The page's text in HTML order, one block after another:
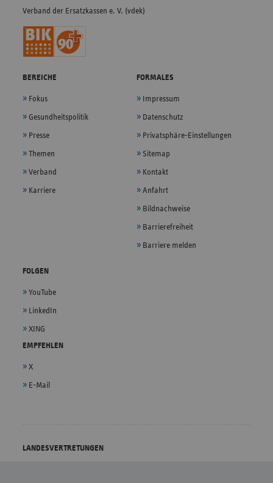
Verband der Ersatzkassen e. V. (vdek)
BEREICHE
Fokus
Gesundheitspolitik
Presse
Themen
Verband
Karriere
FORMALES
Impressum
Datenschutz
Privatsphäre-Einstellungen
Sitemap
Kontakt
Anfahrt
Bildnachweise
Barrierefreiheit
Barriere melden
FOLGEN
YouTube
LinkedIn
XING
EMPFEHLEN
X
E-Mail
LANDESVERTRETUNGEN